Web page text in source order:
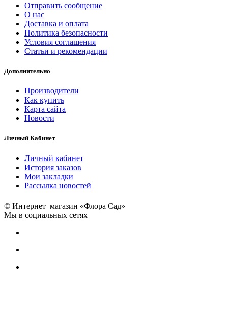
Отправить сообщение
О нас
Доставка и оплата
Политика безопасности
Условия соглашения
Статьи и рекомендации
Дополнительно
Производители
Как купить
Карта сайта
Новости
Личный Кабинет
Личный кабинет
История заказов
Мои закладки
Рассылка новостей
© Интернет–магазин «Флора Сад»
Мы в социальных сетях